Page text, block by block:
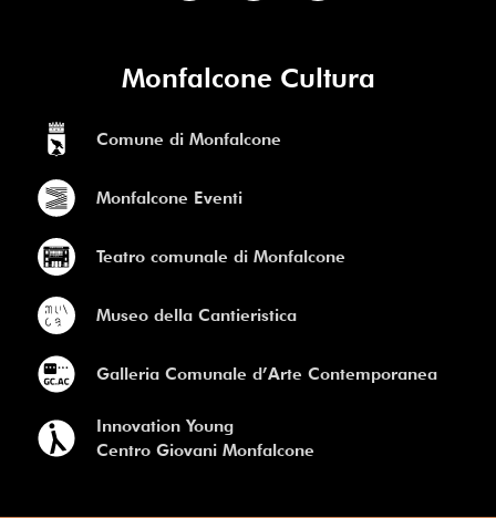
Monfalcone Cultura
Comune di Monfalcone
Monfalcone Eventi
Teatro comunale di Monfalcone
Museo della Cantieristica
Galleria Comunale d’Arte Contemporanea
Innovation Young
Centro Giovani Monfalcone